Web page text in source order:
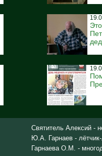
Святитель Алексий -
Ю.А. Гарнаев -
Гарнаева О.М. -